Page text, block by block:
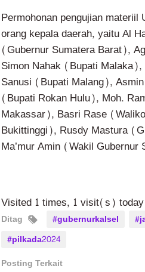
Permohonan pengujian
orang kepala daerah, yaitu Al
(Gubernur Sumatera Barat),
Simon Nahak (Bupati
Sanusi (Bupati Malang),
(Bupati Rokan Hulu), Moh.
Makassar), Basri Rase
Bukittinggi), Rusdy Mastura
Ma’mur Amin (Wakil Gubernur
Visited 1 times, 1 visit(s) today
Ditag #gubernurkalsel
#pilkada2024
Posting Terkait